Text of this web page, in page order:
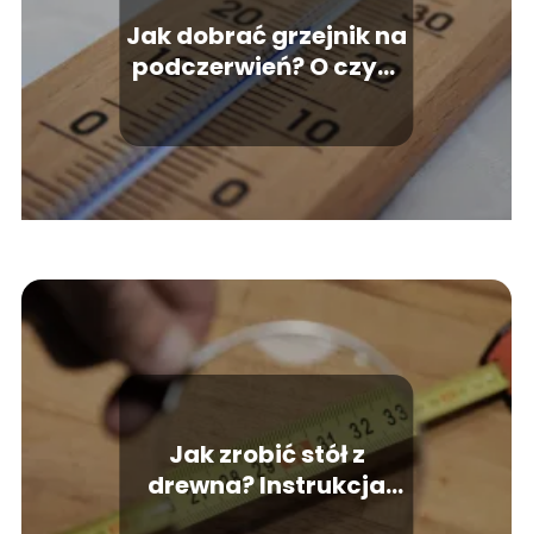
Jak dobrać grzejnik na
podczerwień? O czym
trzeba pamiętać i jak
zadbać o
bezpieczeństwo
używając grzejnika na
promieniowanie
Jak zrobić stół z
drewna? Instrukcja
krok po kroku.